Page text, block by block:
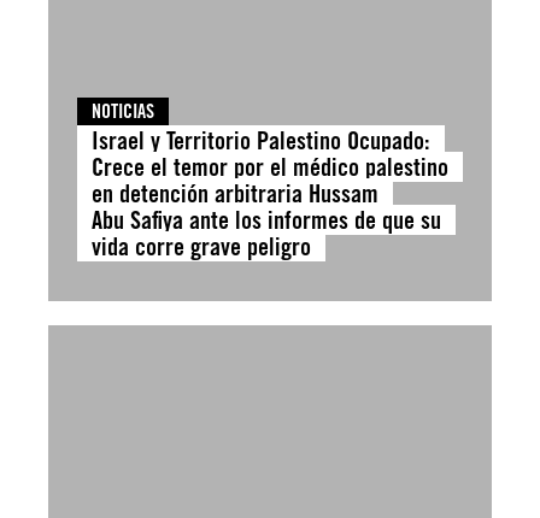
NOTICIAS
Israel y Territorio Palestino Ocupado:
Crece el temor por el médico palestino
en detención arbitraria Hussam
Abu Safiya ante los informes de que su
vida corre grave peligro